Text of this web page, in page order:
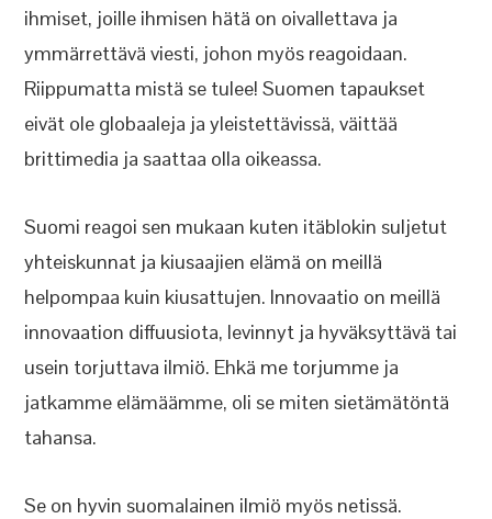
ihmiset, joille ihmisen hätä on oivallettava ja
ymmärrettävä viesti, johon myös reagoidaan.
Riippumatta mistä se tulee! Suomen tapaukset
eivät ole globaaleja ja yleistettävissä, väittää
brittimedia ja saattaa olla oikeassa.
Suomi reagoi sen mukaan kuten itäblokin suljetut
yhteiskunnat ja kiusaajien elämä on meillä
helpompaa kuin kiusattujen. Innovaatio on meillä
innovaation diffuusiota, levinnyt ja hyväksyttävä tai
usein torjuttava ilmiö. Ehkä me torjumme ja
jatkamme elämäämme, oli se miten sietämätöntä
tahansa.
Se on hyvin suomalainen ilmiö myös netissä.